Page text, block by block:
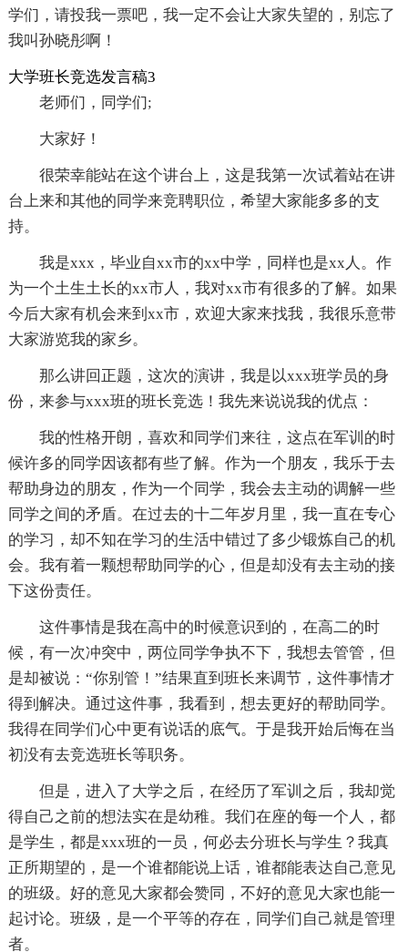
学们，请投我一票吧，我一定不会让大家失望的，别忘了
我叫孙晓彤啊！
大学班长竞选发言稿3
老师们，同学们;
大家好！
很荣幸能站在这个讲台上，这是我第一次试着站在讲
台上来和其他的同学来竞聘职位，希望大家能多多的支
持。
我是xxx，毕业自xx市的xx中学，同样也是xx人。作
为一个土生土长的xx市人，我对xx市有很多的了解。如果
今后大家有机会来到xx市，欢迎大家来找我，我很乐意带
大家游览我的家乡。
那么讲回正题，这次的演讲，我是以xxx班学员的身
份，来参与xxx班的班长竞选！我先来说说我的优点：
我的性格开朗，喜欢和同学们来往，这点在军训的时
候许多的同学因该都有些了解。作为一个朋友，我乐于去
帮助身边的朋友，作为一个同学，我会去主动的调解一些
同学之间的矛盾。在过去的十二年岁月里，我一直在专心
的学习，却不知在学习的生活中错过了多少锻炼自己的机
会。我有着一颗想帮助同学的心，但是却没有去主动的接
下这份责任。
这件事情是我在高中的时候意识到的，在高二的时
候，有一次冲突中，两位同学争执不下，我想去管管，但
是却被说：“你别管！”结果直到班长来调节，这件事情才
得到解决。通过这件事，我看到，想去更好的帮助同学。
我得在同学们心中更有说话的底气。于是我开始后悔在当
初没有去竞选班长等职务。
但是，进入了大学之后，在经历了军训之后，我却觉
得自己之前的想法实在是幼稚。我们在座的每一个人，都
是学生，都是xxx班的一员，何必去分班长与学生？我真
正所期望的，是一个谁都能说上话，谁都能表达自己意见
的班级。好的意见大家都会赞同，不好的意见大家也能一
起讨论。班级，是一个平等的存在，同学们自己就是管理
者。